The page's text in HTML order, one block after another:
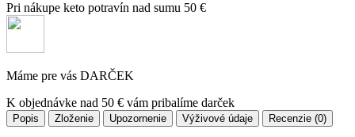
Pri nákupe keto potravín nad sumu 50 €
Máme pre vás DARČEK
K objednávke nad 50 € vám pribalíme darček
Popis Zloženie Upozornenie Výživové údaje Recenzie (0)